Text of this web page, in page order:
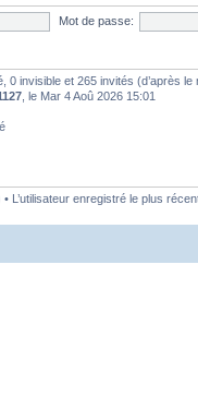
Mot de passe:
0 invisible et 265 invités (d’après
, le Mar 4 Aoû 2026 15:01
L’utilisateur enregistré le plus